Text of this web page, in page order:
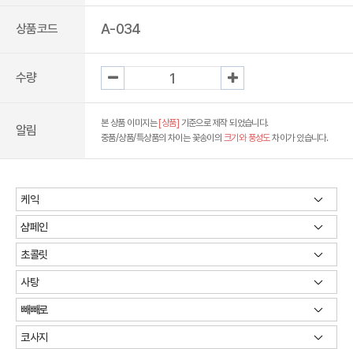
상품코드 A-034
수량
알림 본 상품 이미지는 [상품] 기준으로 제작 되었습니다.
중품/상품/특상품의 차이는 꽃송이의 크기와 풍성도차이가 있습니다.